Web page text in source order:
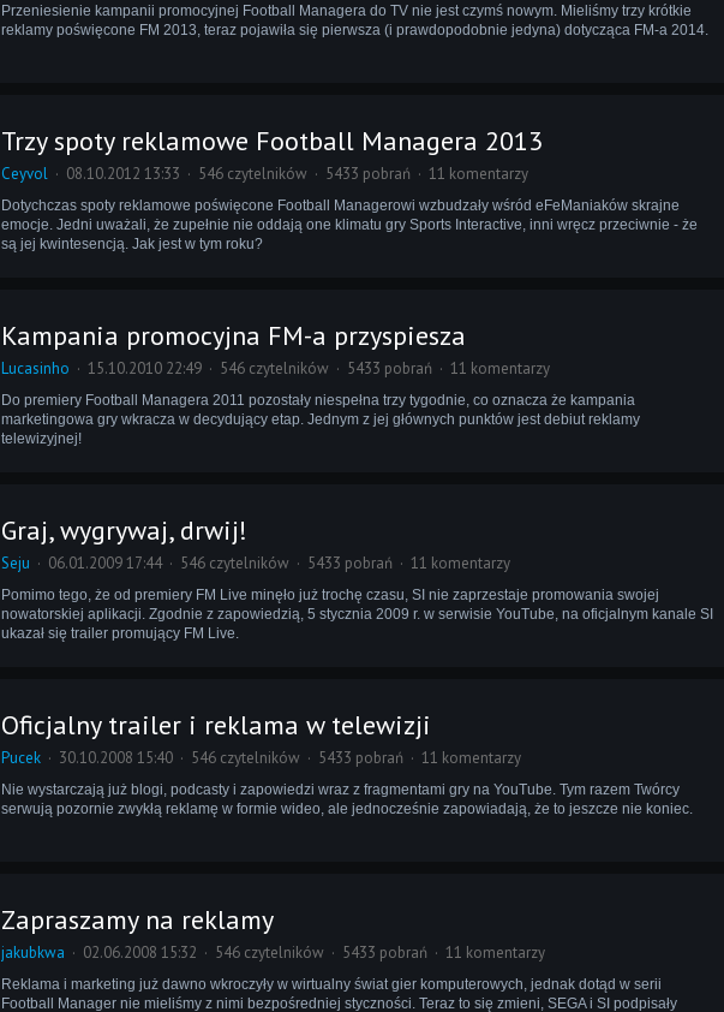
Przeniesienie kampanii promocyjnej Football Managera do TV nie jest czymś nowym. Mieliśmy trzy krótkie
reklamy poświęcone FM 2013, teraz pojawiła się pierwsza (i prawdopodobnie jedyna) dotycząca FM-a 2014.
Trzy spoty reklamowe Football Managera 2013
Ceyvol 08.10.2012 13:33 546 czytelników 5433 pobrań 11 komentarzy
Dotychczas spoty reklamowe poświęcone Football Managerowi wzbudzały wśród eFeManiaków skrajne
emocje. Jedni uważali, że zupełnie nie oddają one klimatu gry Sports Interactive, inni wręcz przeciwnie - że
są jej kwintesencją. Jak jest w tym roku?
Kampania promocyjna FM-a przyspiesza
Lucasinho 15.10.2010 22:49 546 czytelników 5433 pobrań 11 komentarzy
Do premiery Football Managera 2011 pozostały niespełna trzy tygodnie, co oznacza że kampania
marketingowa gry wkracza w decydujący etap. Jednym z jej głównych punktów jest debiut reklamy
telewizyjnej!
Graj, wygrywaj, drwij!
Seju 06.01.2009 17:44 546 czytelników 5433 pobrań 11 komentarzy
Pomimo tego, że od premiery FM Live minęło już trochę czasu, SI nie zaprzestaje promowania swojej
nowatorskiej aplikacji. Zgodnie z zapowiedzią, 5 stycznia 2009 r. w serwisie YouTube, na oficjalnym kanale SI
ukazał się trailer promujący FM Live.
Oficjalny trailer i reklama w telewizji
Pucek 30.10.2008 15:40 546 czytelników 5433 pobrań 11 komentarzy
Nie wystarczają już blogi, podcasty i zapowiedzi wraz z fragmentami gry na YouTube. Tym razem Twórcy
serwują pozornie zwykłą reklamę w formie wideo, ale jednocześnie zapowiadają, że to jeszcze nie koniec.
Zapraszamy na reklamy
jakubkwa 02.06.2008 15:32 546 czytelników 5433 pobrań 11 komentarzy
Reklama i marketing już dawno wkroczyły w wirtualny świat gier komputerowych, jednak dotąd w serii
Football Manager nie mieliśmy z nimi bezpośredniej styczności. Teraz to się zmieni, SEGA i SI podpisały